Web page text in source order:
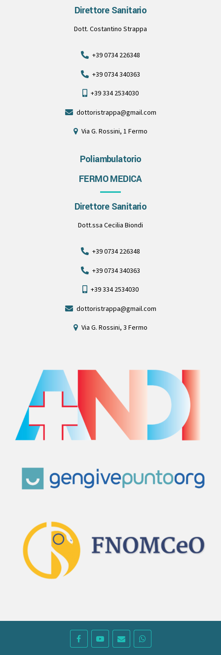
Direttore Sanitario
Dott. Costantino Strappa
+39 0734 226348
+39 0734 340363
+39 334 2534030
dottoristrappa@gmail.com
Via G. Rossini, 1 Fermo
Poliambulatorio
FERMO MEDICA
Direttore Sanitario
Dott.ssa Cecilia Biondi
+39 0734 226348
+39 0734 340363
+39 334 2534030
dottoristrappa@gmail.com
Via G. Rossini, 3 Fermo